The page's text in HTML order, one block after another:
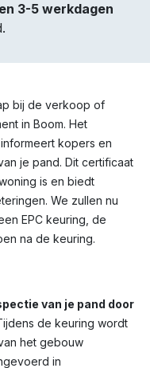
3-5 werkdagen
bij de verkoop of
in Boom. Het
informeert kopers en
je pand. Dit certificaat
is en biedt
We zullen nu
EPC keuring, de
na de keuring.
van je pand door
de keuring wordt
het gebouw
in